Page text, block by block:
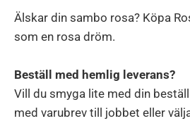
Älskar din sambo rosa? Köpa
som en rosa dröm.
Beställ med hemlig leverans?
Vill du smyga lite med din
med varubrev till jobbet eller